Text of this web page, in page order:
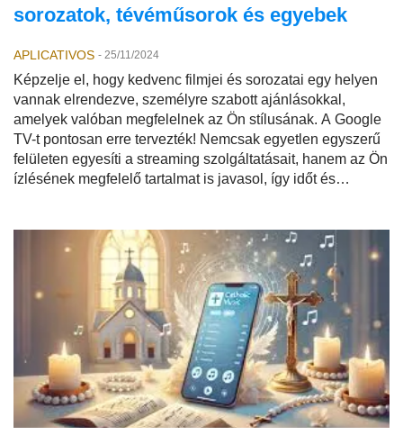
sorozatok, tévéműsorok és egyebek
APLICATIVOS - 25/11/2024
Képzelje el, hogy kedvenc filmjei és sorozatai egy helyen
vannak elrendezve, személyre szabott ajánlásokkal,
amelyek valóban megfelelnek az Ön stílusának. A Google
TV-t pontosan erre tervezték! Nemcsak egyetlen egyszerű
felületen egyesíti a streaming szolgáltatásait, hanem az Ön
ízlésének megfelelő tartalmat is javasol, így időt és